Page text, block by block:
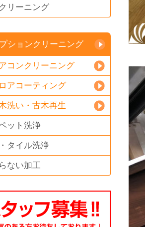
リーニング
ションクリーニング
コンクリーニング
アコーティング
洗い・古木再生
ット洗浄
タイル洗浄
ない加工